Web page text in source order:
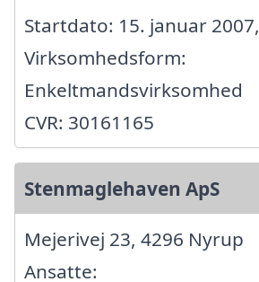
Startdato: 15. januar 2007,
Virksomhedsform:
Enkeltmandsvirksomhed
CVR: 30161165
Stenmaglehaven ApS
Mejerivej 23, 4296 Nyrup
Ansatte: